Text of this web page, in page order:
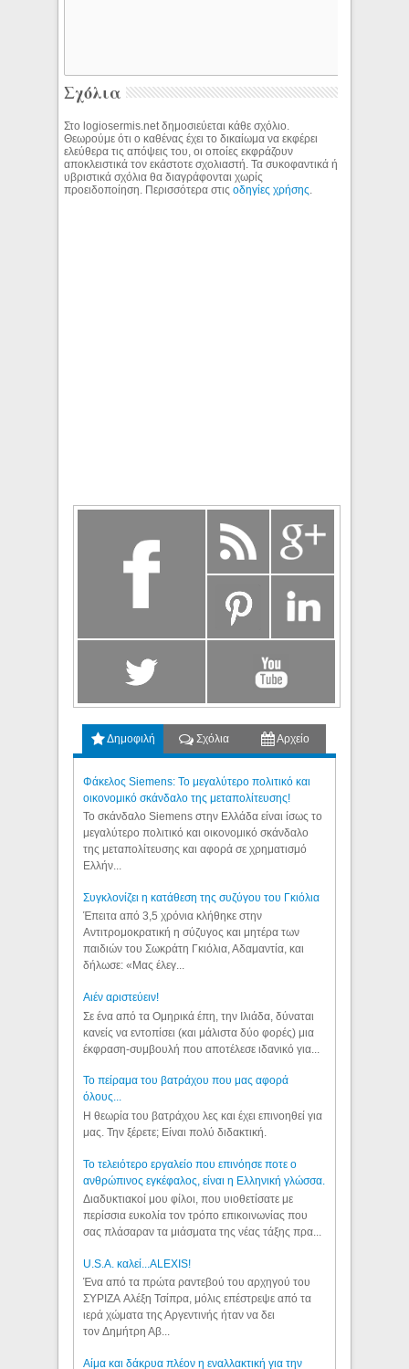
Σχόλια
Στο logiosermis.net δημοσιεύεται κάθε σχόλιο.
Θεωρούμε ότι ο καθένας έχει το δικαίωμα να εκφέρει
ελεύθερα τις απόψεις του, οι οποίες εκφράζουν
αποκλειστικά τον εκάστοτε σχολιαστή. Τα συκοφαντικά ή
υβριστικά σχόλια θα διαγράφονται χωρίς
προειδοποίηση. Περισσότερα στιςοδηγίες χρήσης.
Δημοφιλή Σχόλια Αρχείο
Φάκελος Siemens: Το μεγαλύτερο πολιτικό και
οικονομικό σκάνδαλο της μεταπολίτευσης!
Το σκάνδαλο Siemens στην Ελλάδα είναι ίσως το
μεγαλύτερο πολιτικό και οικονομικό σκάνδαλο
της μεταπολίτευσης και αφορά σε χρηματισμό
Ελλήν...
Συγκλονίζει η κατάθεση της συζύγου του Γκιόλια
Έπειτα από 3,5 χρόνια κλήθηκε στην
Αντιτρομοκρατική η σύζυγος και μητέρα των
παιδιών του Σωκράτη Γκιόλια, Αδαμαντία, και
δήλωσε: «Μας έλεγ...
Aιέν αριστεύειν!
Σε ένα από τα Ομηρικά έπη, την Ιλιάδα, δύναται
κανείς να εντοπίσει (και μάλιστα δύο φορές) μια
έκφραση-συμβουλή που αποτέλεσε ιδανικό για...
Το πείραμα του βατράχου που μας αφορά
όλους...
Η θεωρία του βατράχου λες και έχει επινοηθεί για
μας. Την ξέρετε; Είναι πολύ διδακτική.
Το τελειότερο εργαλείο που επινόησε ποτε ο
ανθρώπινος εγκέφαλος, είναι η Ελληνική γλώσσα.
Διαδυκτιακοί μου φίλοι, που υιοθετίσατε με
περίσσια ευκολία τον τρόπο επικοινωνίας που
σας πλάσαραν τα μιάσματα της νέας τάξης πρα...
U.S.A. καλεί...ALEXIS!
Ένα από τα πρώτα ραντεβού του αρχηγού του
ΣΥΡΙΖΑ Αλέξη Τσίπρα, μόλις επέστρεψε από τα
ιερά χώματα της Αργεντινής ήταν να δει
τον Δημήτρη Αβ...
Αίμα και δάκρυα πλέον η εναλλακτική για την